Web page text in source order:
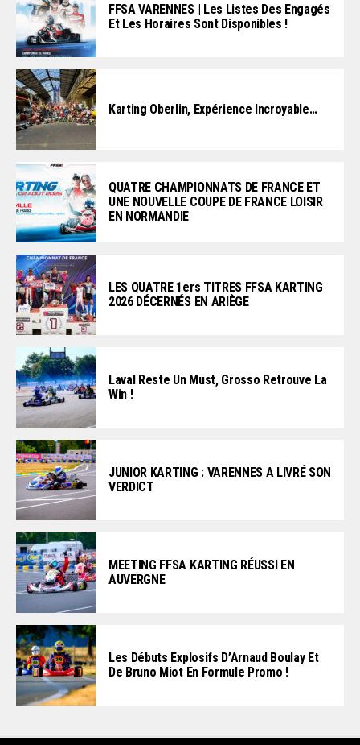
FFSA VARENNES | Les Listes Des Engagés
Et Les Horaires Sont Disponibles !
Karting Oberlin, Expérience Incroyable…
QUATRE CHAMPIONNATS DE FRANCE ET
UNE NOUVELLE COUPE DE FRANCE LOISIR
EN NORMANDIE
LES QUATRE 1ers TITRES FFSA KARTING
2026 DÉCERNÉS EN ARIÈGE
Laval Reste Un Must, Grosso Retrouve La
Win !
JUNIOR KARTING : VARENNES A LIVRÉ SON
VERDICT
MEETING FFSA KARTING RÉUSSI EN
AUVERGNE
Les Débuts Explosifs D’Arnaud Boulay Et
De Bruno Miot En Formule Promo !